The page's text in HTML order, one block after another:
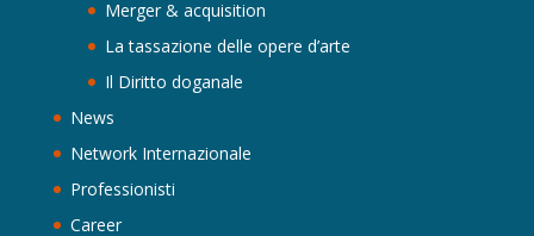
Merger & acquisition
La tassazione delle opere d’arte
Il Diritto doganale
News
Network Internazionale
Professionisti
Career